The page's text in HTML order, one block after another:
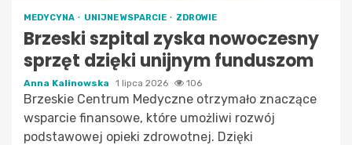
MEDYCYNA UNIJNE WSPARCIE ZDROWIE
Brzeski szpital zyska nowoczesny
sprzęt dzięki unijnym funduszom
Anna Kalinowska 1 lipca 2026 106
Brzeskie Centrum Medyczne otrzymało znaczące
wsparcie finansowe, które umożliwi rozwój
podstawowej opieki zdrowotnej. Dzięki